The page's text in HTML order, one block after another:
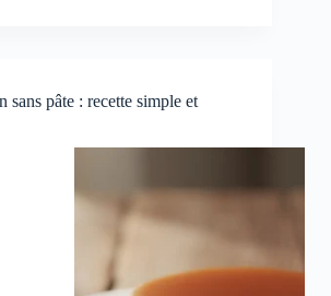
sans pâte : recette simple et